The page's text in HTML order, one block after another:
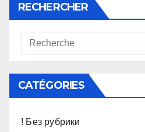
RECHERCHER
CATÉGORIES
! Без рубрики